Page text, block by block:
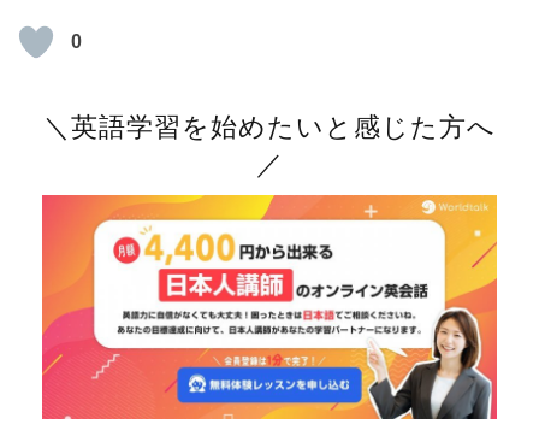
0
＼英語学習を始めたいと感じた方へ
／